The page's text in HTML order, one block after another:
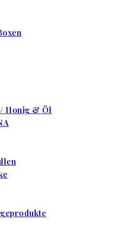
Honig & Öl